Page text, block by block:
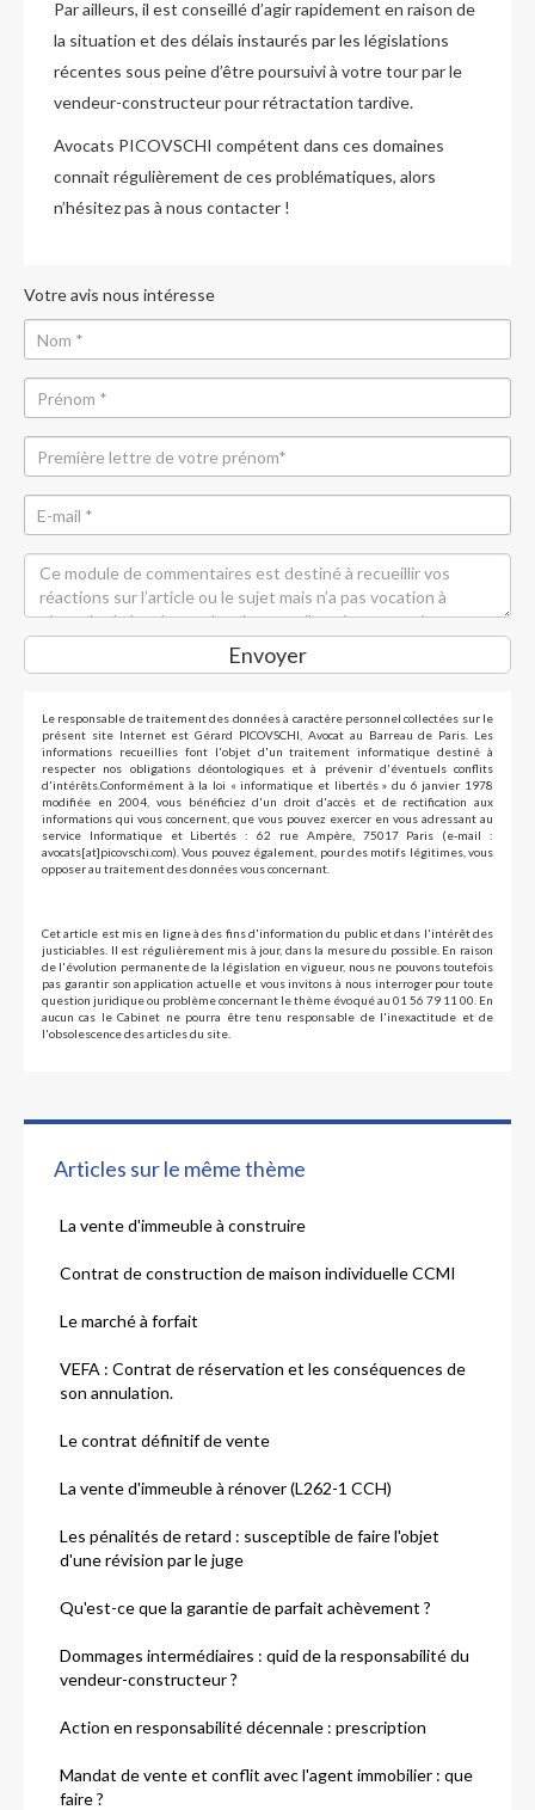
Articles sur le même thème
La vente d'immeuble à construire
Contrat de construction de maison individuelle CCMI
Le marché à forfait
VEFA : Contrat de réservation et les conséquences de
son annulation.
Le contrat définitif de vente
La vente d'immeuble à rénover (L262-1 CCH)
Les pénalités de retard : susceptible de faire l'objet
d'une révision par le juge
Qu'est-ce que la garantie de parfait achèvement ?
Dommages intermédiaires : quid de la responsabilité du
vendeur-constructeur ?
Action en responsabilité décennale : prescription
Mandat de vente et conflit avec l'agent immobilier : que
faire ?
Par ailleurs, il est conseillé d’agir rapidement en raison de
la situation et des délais instaurés par les législations
récentes sous peine d’être poursuivi à votre tour par le
vendeur-constructeur pour rétractation tardive.
Avocats PICOVSCHI compétent dans ces domaines
connait régulièrement de ces problématiques, alors
n’hésitez pas à nous contacter !
Votre avis nous intéresse
Envoyer
Le responsable de traitement des données à caractère personnel collectées sur le
présent site Internet est Gérard PICOVSCHI, Avocat au Barreau de Paris. Les
informations recueillies font l'objet d'un traitement informatique destiné à
respecter nos obligations déontologiques et à prévenir d'éventuels conflits
d'intérêts.Conformément à la loi « informatique et libertés » du 6 janvier 1978
modifiée en 2004, vous bénéficiez d'un droit d'accès et de rectification aux
informations qui vous concernent, que vous pouvez exercer en vous adressant au
service Informatique et Libertés : 62 rue Ampère, 75017 Paris (e-mail :
avocats[at]picovschi.com). Vous pouvez également, pour des motifs légitimes, vous
opposer au traitement des données vous concernant.
Cet article est mis en ligne à des fins d'information du public et dans l'intérêt des
justiciables. Il est régulièrement mis à jour, dans la mesure du possible. En raison
de l'évolution permanente de la législation en vigueur, nous ne pouvons toutefois
pas garantir son application actuelle et vous invitons à nous interroger pour toute
question juridique ou problème concernant le thème évoqué au 01 56 79 11 00. En
aucun cas le Cabinet ne pourra être tenu responsable de l'inexactitude et de
l'obsolescence des articles du site.